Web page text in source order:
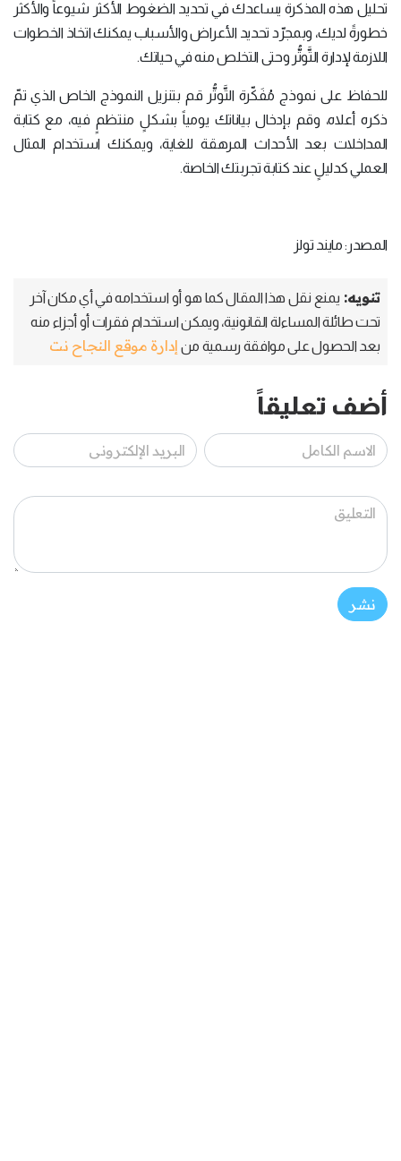
تحليل هذه المذكرة يساعدك في تحديد الضغوط الأكثر شيوعاً والأكثر
خطورةً لديك، وبمجرّد تحديد الأعراض والأسباب يمكنك اتخاذ الخطوات
اللازمة لإدارة التَّوتُّر وحتى التخلص منه في حياتك.
للحفاظ على نموذج مُفَكّرة التَّوتُّر قم بتنزيل النموذج الخاص الذي تمّ
ذكره أعلاه، وقم بإدخال بياناتك يومياً بشكلٍ منتظمٍ فيه، مع كتابة
المداخلات بعد الأحداث المرهقة للغاية، ويمكنك استخدام المثال
العملي كدليلٍ عند كتابة تجربتك الخاصة.
المصدر: مايند تولز
تنويه: يمنع نقل هذا المقال كما هو أو استخدامه في أي مكان آخر
تحت طائلة المساءلة القانونية، ويمكن استخدام فقرات أو أجزاء منه
بعد الحصول على موافقة رسمية من إدارة موقع النجاح نت
أضف تعليقاً
نشر